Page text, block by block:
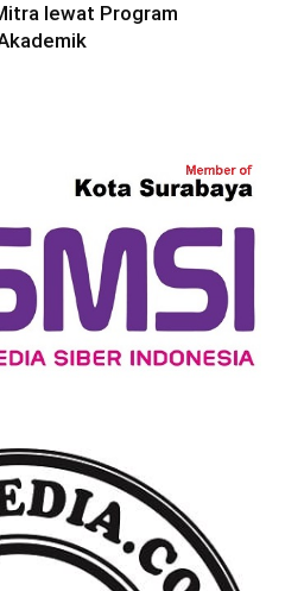
lewat Program